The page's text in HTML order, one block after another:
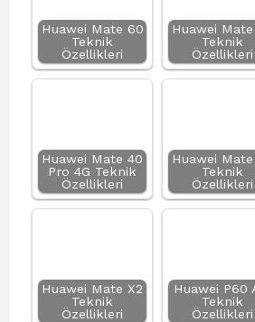
Huawei Mate 60
Teknik
Özellikleri
Huawei
Teknik
Özellikleri
Huawei Mate 40
Pro 4G Teknik
Özellikleri
Huawei Mate
Teknik
Özellikleri
Huawei Mate X2
Teknik
Özellikleri
Huawei P60
Teknik
Özellikleri